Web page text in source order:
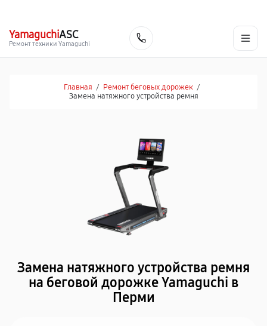
YamaguchiASC
Ремонт техники Yamaguchi
Главная / Ремонт беговых дорожек /
Замена натяжного устройства ремня
Замена натяжного устройства ремня
на беговой дорожке Yamaguchi в
Перми